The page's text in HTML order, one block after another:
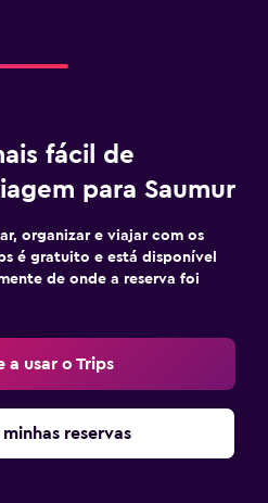
fácil de
para Saumur
organizar e viajar com os
é gratuito e está disponível
de onde a reserva foi
a usar o Trips
reservas